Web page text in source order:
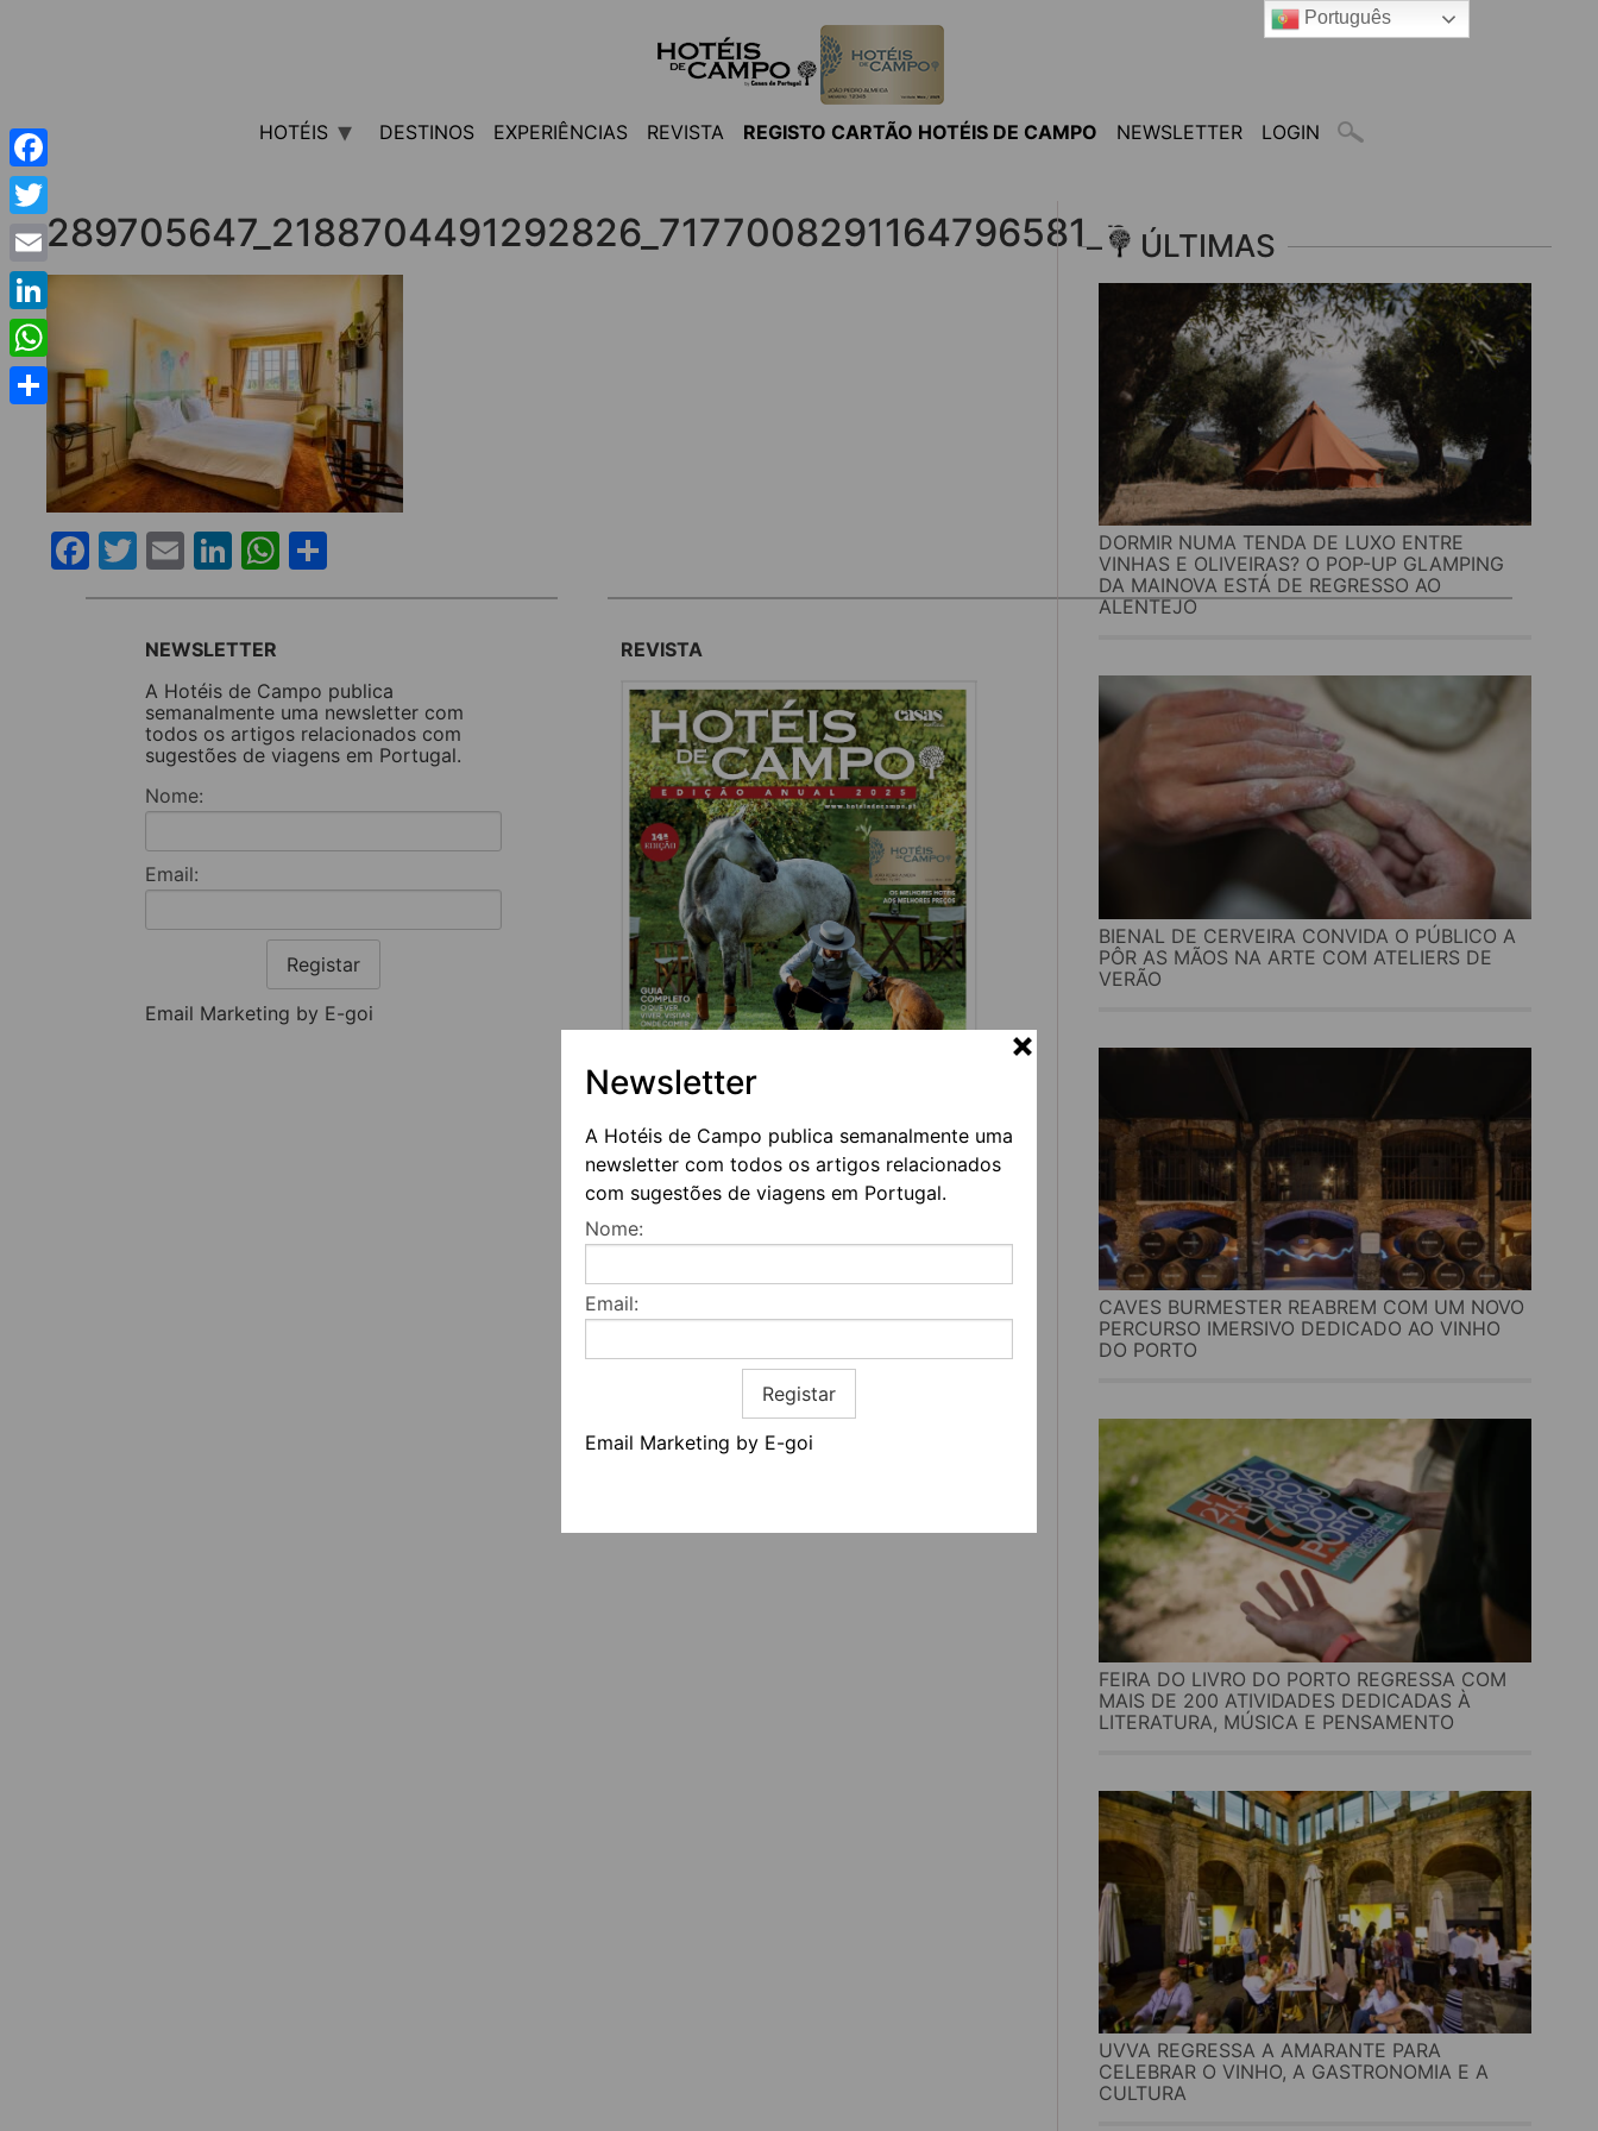
Newsletter
A Hotéis de Campo publica semanalmente uma
newsletter com todos os artigos relacionados
com sugestões de viagens em Portugal.
Nome:
Email:
Registar
Email Marketing by E-goi
HOTÉIS DESTINOS EXPERIÊNCIAS REVISTA REGISTO CARTÃO HOTÉIS DE CAMPO NEWSLETTER LOGIN
289705647_2188704491292826_7177008291164796581_n
Facebook
Twitter
EmailLinkedIn
WhatsApp
ÚLTIMAS
DORMIR NUMA TENDA DE LUXO ENTRE
VINHAS E OLIVEIRAS? O POP-UP GLAMPING
DA MAINOVA ESTÁ DE REGRESSO AO
ALENTEJO
BIENAL DE CERVEIRA CONVIDA O PÚBLICO A
PÔR AS MÃOS NA ARTE COM ATELIERS DE
VERÃO
CAVES BURMESTER REABREM COM UM NOVO
PERCURSO IMERSIVO DEDICADO AO VINHO
DO PORTO
FEIRA DO LIVRO DO PORTO REGRESSA COM
MAIS DE 200 ATIVIDADES DEDICADAS À
LITERATURA, MÚSICA E PENSAMENTO
UVVA REGRESSA A AMARANTE PARA
CELEBRAR O VINHO, A GASTRONOMIA E A
CULTURA
NEWSLETTER
A Hotéis de Campo publica
semanalmente uma newsletter com
todos os artigos relacionados com
sugestões de viagens em Portugal.
Nome:
Email:
Registar
Email Marketing by E-goi
REVISTA
REDES SOCIAIS
Quem somos
Termos e condições
Informação geral
Facebook
Twitter
Email
LinkedIn
WhatsApp
Share
Português